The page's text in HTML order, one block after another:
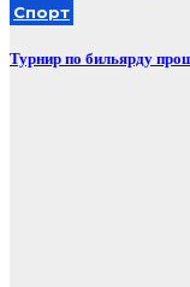
Спорт
Турнир по бильярду